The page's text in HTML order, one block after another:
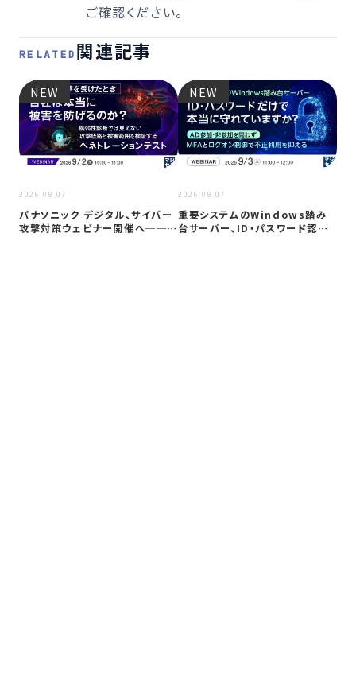
ご確認ください。
RELATED 関連記事
NEW
2026.08.07
パナソニック デジタル、サイバー
攻撃対策ウェビナー開催へ──自
NEW
2026.08.07
重要システムのWindows踏み
台サーバー、ID・パスワード認証